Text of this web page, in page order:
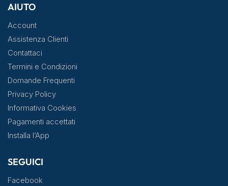
AIUTO
Account
Assistenza Clienti
Contattaci
Termini e Condizioni
Domande Frequenti
Privacy Policy
Informativa Cookies
Pagamenti accettati
Installa l’App
SEGUICI
Facebook